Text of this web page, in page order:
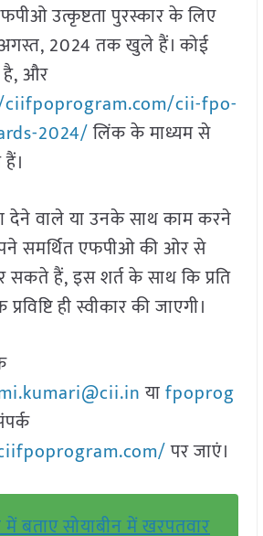
उत्कृष्टता पुरस्कार के लिए
2024 तक खुले हैं। कोई
और
cii-fpo-
2024/लिंक के माध्यम से
देने वाले या उनके साथ काम करने
समर्थित एफपीओ की ओर से
सकते हैं, इस शर्त के साथ कि प्रति
ही स्वीकार की जाएगी।
याfpoprog
पर जाएं।
में बताए सोयाबीन में खरपतवार